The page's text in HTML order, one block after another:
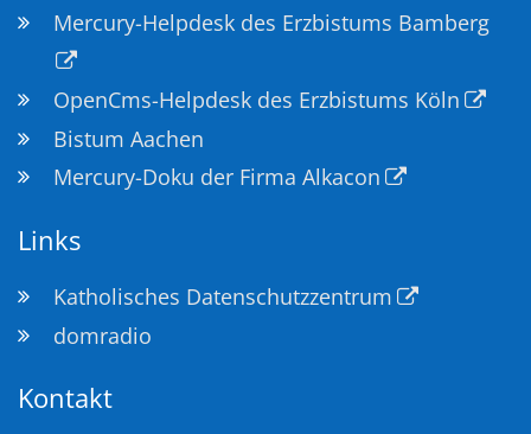
Mercury-Helpdesk des Erzbistums Bamberg
OpenCms-Helpdesk des Erzbistums Köln
Bistum Aachen
Mercury-Doku der Firma Alkacon
Links
Katholisches Datenschutzzentrum
domradio
Kontakt